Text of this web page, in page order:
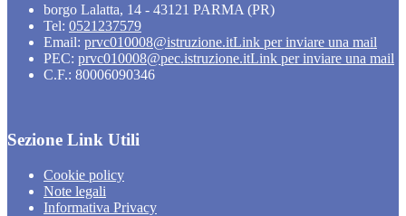
borgo Lalatta, 14 - 43121 PARMA (PR)
Tel: 0521237579
Email: prvc010008@istruzione.itLink per inviare una mail
PEC: prvc010008@pec.istruzione.itLink per inviare una mail
C.F.: 80006090346
Sezione Link Utili
Cookie policy
Note legali
Informativa Privacy